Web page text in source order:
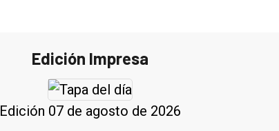
Edición Impresa
Edición 07 de agosto de 2026